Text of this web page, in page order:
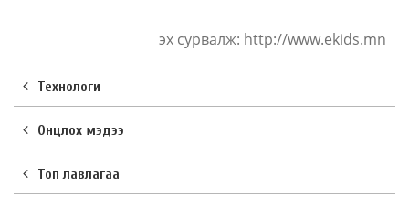
эх сурвалж: http://www.ekids.mn
Технологи
Онцлох мэдээ
Топ лавлагаа